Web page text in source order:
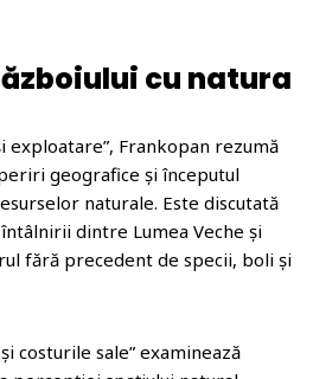
cu natura
exploatare”, Frankopan rezumă
geografice și începutul
naturale. Este discutată
dintre Lumea Veche și
fără precedent de specii, boli și
costurile sale” examinează